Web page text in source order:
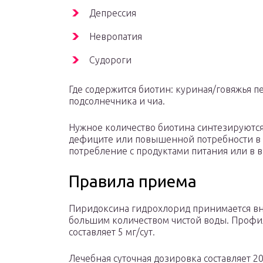
Депрессия
Невропатия
Судороги
Где содержится биотин: куриная/говяжья
подсолнечника и чиа.
Нужное количество биотина
дефиците или повышенной потребности
потребление с продуктами питания или в
Правила приема
Пиридоксина гидрохлорид принимается
большим количеством чистой воды.
составляет 5 мг/сут.
Лечебная суточная дозировка